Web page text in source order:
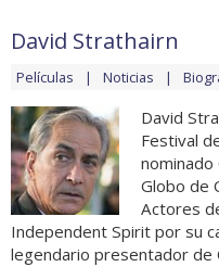
David Strathairn
Películas Noticias
David
Festival
Globo de
Actores
Independent Spirit por su
legendario presentador de